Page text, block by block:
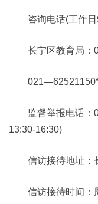
咨询电话(工作日
长宁区教育局：
监督举报电话：
13:30-16:30)
信访接待地址：
信访接待时间：